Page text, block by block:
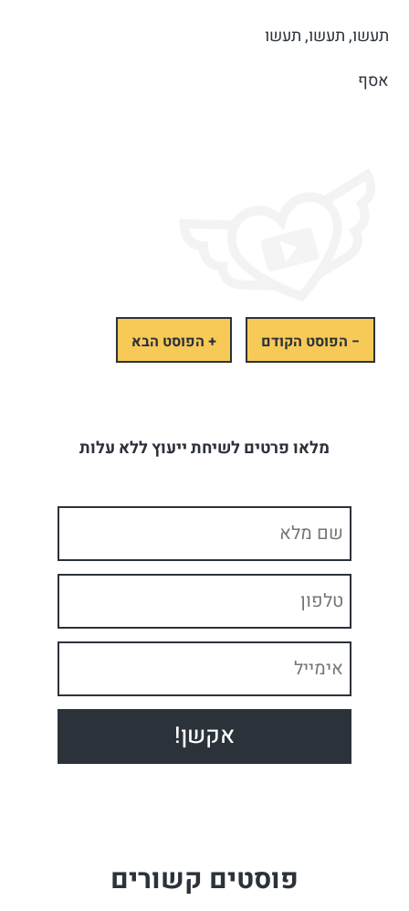
תעשו, תעשו, תעשו
אסף
− הפוסט הקודם + הפוסט הבא
מלאו פרטים לשיחת ייעוץ ללא עלות
פוסטים קשורים